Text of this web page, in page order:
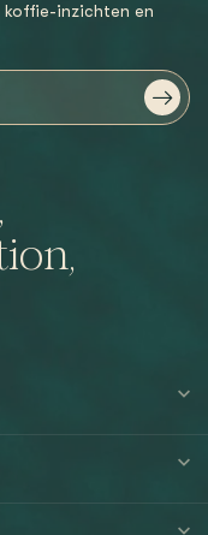
koffie-inzichten en